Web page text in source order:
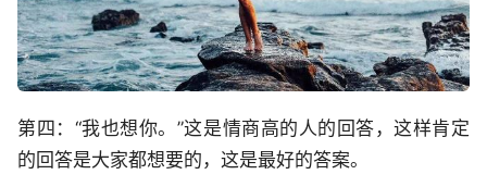
第四：“我也想你。”这是情商高的人的回答，这样肯定
的回答是大家都想要的，这是最好的答案。